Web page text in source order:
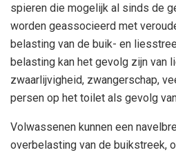
spieren die mogelijk al sinds de
worden geassocieerd met
belasting van de buik- en
belasting kan het gevolg zijn van
zwaarlijvigheid, zwangerschap,
persen op het toilet als gevolg
Volwassenen kunnen een
overbelasting van de buikstreek,